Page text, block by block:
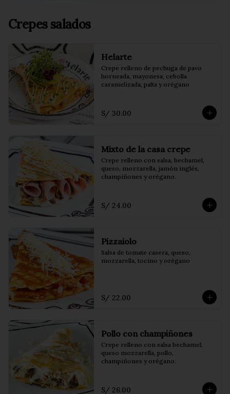
Crepes salados
Helarte
Crepe relleno de pechuga de pavo
horneada, mayonesa, cebolla
caramelizada, palta y orégano
S/ 30.00
Mixto de la casa crepe
Crepe relleno con salsa, bechamel,
queso, mozzarella, jamón inglés,
champiñones y orégano.
S/ 24.00
Pizzaiolo
Salsa de tomate casera, queso,
mozzarella, tocino y orégano
S/ 22.00
Pollo con champiñones
Crepe relleno con salsa bechamel,
queso mozzarella, pollo,
champiñones y orégano.
S/ 26.00